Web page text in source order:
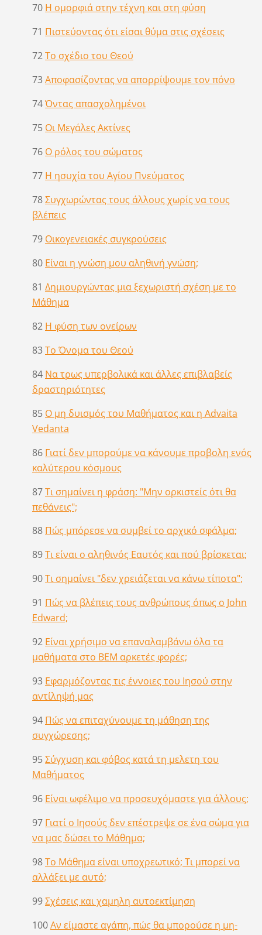
70 Η ομορφιά στην τέχνη και στη φύση
71 Πιστεύοντας ότι είσαι θύμα στις σχέσεις
72Το σχέδιο του Θεού
73Αποφασίζοντας να απορρίψουμε τον πόνο
74Όντας απασχολημένοι
75 Οι Μεγάλες Ακτίνες
76 Ο ρόλος του σώματος
77 Η ησυχία του Αγίου Πνεύματος
78Συγχωρώντας τους άλλους χωρίς να τους
βλέπεις
79 Οικογενειακές συγκρούσεις
80 Είναι η γνώση μου αληθινή γνώση;
81 Δημιουργώντας μια ξεχωριστή σχέση με το
Μάθημα
82 Η φύση των ονείρων
83Το Όνομα του Θεού
84 Να τρως υπερβολικά και άλλες επιβλαβείς
δραστηριότητες
85 Ο μη δυισμός του Μαθήματος και η Advaita
Vedanta
86 Γιατί δεν μπορούμε να κάνουμε προβολη ενός
καλύτερου κόσμους
87Τι σημαίνει η φράση: "Μην ορκιστείς ότι θα
πεθάνεις";
88 Πώς μπόρεσε να συμβεί το αρχικό σφάλμα;
89Τι είναι ο αληθινός Εαυτός και πού βρίσκεται;
90Τι σημαίνει "δεν χρειάζεται να κάνω τίποτα";
91 Πώς να βλέπεις τους ανθρώπους όπως ο John
Edward;
92 Είναι χρήσιμο να επαναλαμβάνω όλα τα
μαθήματα στο ΒΕΜ αρκετές φορές;
93 Εφαρμόζοντας τις έννοιες του Ιησού στην
αντίληψή μας
94 Πώς να επιταχύνουμε τη μάθηση της
συγχώρεσης;
95Σύγχυση και φόβος κατά τη μελετη του
Μαθήματος
96 Είναι ωφέλιμο να προσευχόμαστε για άλλους;
97 Γιατί ο Ιησούς δεν επέστρεψε σε ένα σώμα για
να μας δώσει το Μάθημα;
98Το Μάθημα είναι υποχρεωτικό; Τι μπορεί να
αλλάξει με αυτό;
99Σχέσεις και χαμηλη αυτοεκτίμηση
100Αν είμαστε αγάπη, πώς θα μπορούσε η μη-